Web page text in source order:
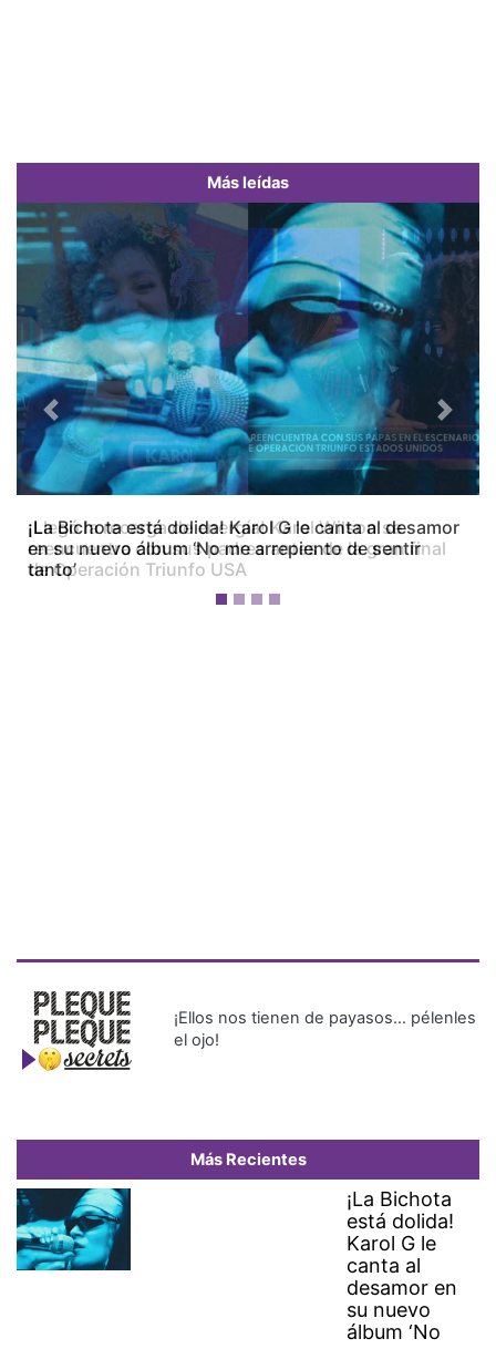
Más leídas
¡La Bichota está dolida! Karol G le canta al desamor
en su nuevo álbum ‘No me arrepiento de sentir
tanto’
Previous Next
¡Ellos nos tienen de payasos… pélenles
el ojo!
Más Recientes
¡La Bichota
está dolida!
Karol G le
canta al
desamor en
su nuevo
álbum ‘No